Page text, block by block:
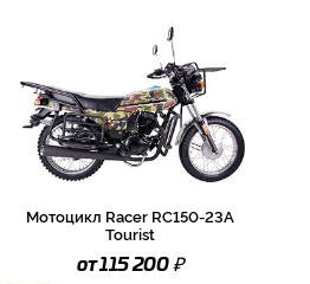
Мотоцикл Racer RC150-23A
Tourist
от 115 200₽